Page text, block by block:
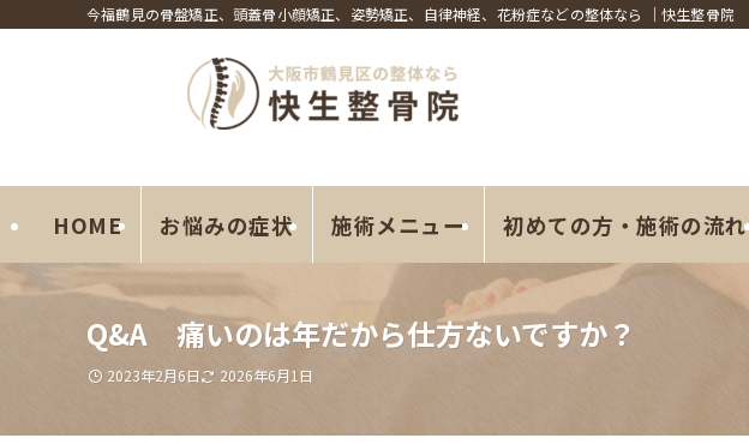
今福鶴見の骨盤矯正、頭蓋骨小顔矯正、姿勢矯正、自律神経、花粉症などの整体なら ｜快生整骨院
HOME お悩みの症状 施術メニュー 初めての方・施術の流れ
Q&A 痛いのは年だから仕方ないですか？
2023年2月6日 2026年6月1日